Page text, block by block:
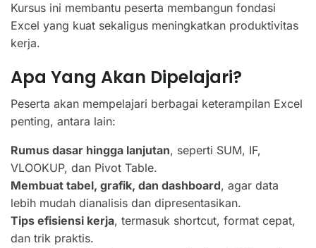
Kursus ini membantu peserta membangun fondasi
Excel yang kuat sekaligus meningkatkan produktivitas
kerja.
Apa Yang Akan Dipelajari?
Peserta akan mempelajari berbagai keterampilan Excel
penting, antara lain:
Rumus dasar hingga lanjutan, seperti SUM, IF,
VLOOKUP, dan Pivot Table.
Membuat tabel, grafik, dan dashboard, agar data
lebih mudah dianalisis dan dipresentasikan.
Tips efisiensi kerja, termasuk shortcut, format cepat,
dan trik praktis.